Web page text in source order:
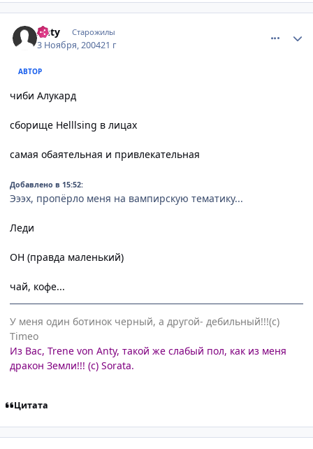
Anty Старожилы
3 Ноября, 200421 г
АВТОР
чиби Алукард
сборище Helllsing в лицах
самая обаятельная и привлекательная
Добавлено в 15:52:
Эээх, пропёрло меня на вампирскую тематику...
Леди
ОН (правда маленький)
чай, кофе...
У меня один ботинок черный, а другой- дебильный!!!(с)
Timeo
Из Вас, Trene von Anty, такой же слабый пол, как из меня
дракон Земли!!! (с) Sorata.
Цитата